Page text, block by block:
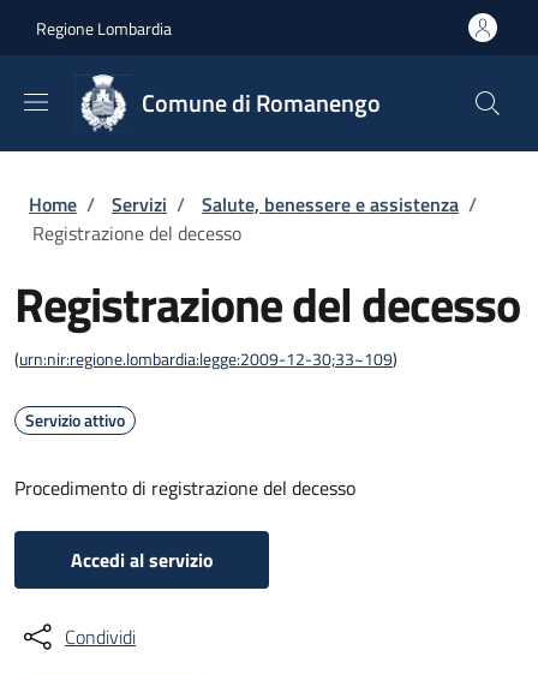
Regione Lombardia
Comune di Romanengo
Briciole di pane
Home / Servizi / Salute, benessere e assistenza /
Registrazione del decesso
Registrazione del decesso
(urn:nir:regione.lombardia:legge:2009-12-30;33~109)
Servizio attivo
Procedimento di registrazione del decesso
Accedi al servizio
Condividi